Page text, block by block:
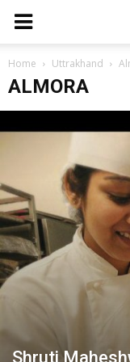
Home Uttrakhand
ALMORA
Shruti